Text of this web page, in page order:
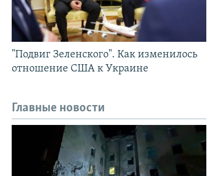
"Подвиг Зеленского". Как изменилось
отношение США к Украине
Главные новости